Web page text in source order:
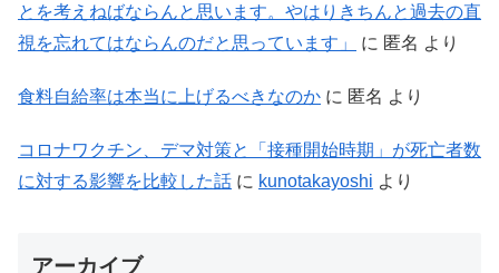
とを考えねばならんと思います。やはりきちんと過去の直
視を忘れてはならんのだと思っています」
に 匿名 より
食料自給率は本当に上げるべきなのか に 匿名 より
コロナワクチン、デマ対策と「接種開始時期」が死亡者数
に対する影響を比較した話 に kunotakayoshi より
アーカイブ